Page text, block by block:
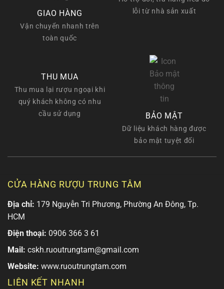
GIAO HÀNG
Vận chuyển nhanh trên
toàn quốc
lỗi từ nhà sản xuất
THU MUA
Thu mua lại rượu ngoại khi
quý khách không có nhu
cầu sử dụng
BẢO MẬT
Dữ liệu khách hàng được
bảo mật tuyệt đối
CỬA HÀNG RƯỢU TRUNG TÂM
Địa chỉ: 179 Nguyễn Tri Phương, Phường An Đông, Tp.
HCM
Điện thoại: 0906 366 3 61
Mail: cskh.ruoutrungtam@gmail.com
Website: www.ruoutrungtam.com
LIÊN KẾT NHANH